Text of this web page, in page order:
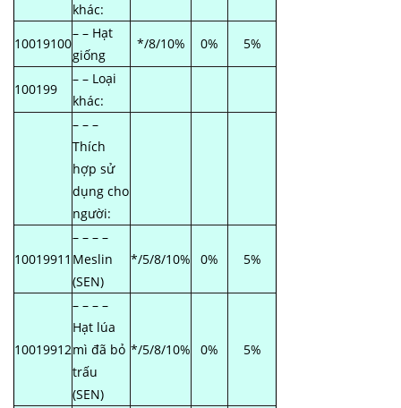
khác:
10019100
– – Hạt
giống
*/8/10% 0% 5%
100199
– – Loại
khác:
– – –
Thích
hợp sử
dụng cho
người:
10019911
– – – –
Meslin
(SEN)
*/5/8/10% 0% 5%
10019912
– – – –
Hạt lúa
mì đã bỏ
trấu
(SEN)
*/5/8/10% 0% 5%